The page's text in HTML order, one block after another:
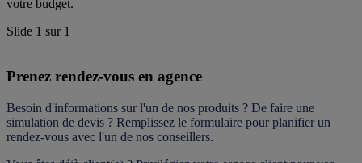
votre budget.
Slide 1 sur 1
Prenez rendez-vous en agence
Besoin d'informations sur l'un de nos produits ? De faire une
simulation de devis ? Remplissez le formulaire pour planifier un
rendez-vous avec l'un de nos conseillers.